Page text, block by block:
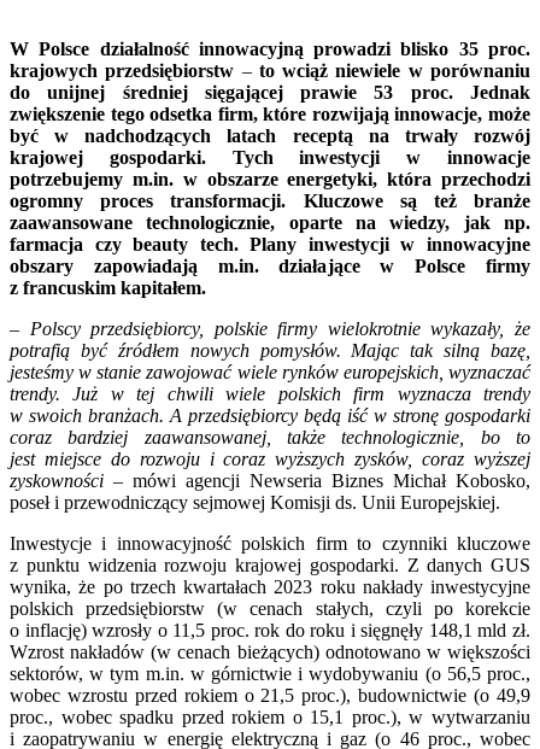
W Polsce działalność innowacyjną prowadzi blisko 35 proc.
krajowych przedsiębiorstw –to wciąż niewiele w porównaniu
do unijnej średniej sięgającej prawie 53 proc. Jednak
zwiększenie tego odsetka firm, które rozwijają innowacje, może
być w nadchodzących latach receptą na trwały rozwój
krajowej gospodarki. Tych inwestycji w innowacje
potrzebujemy m.in. w obszarze energetyki, która przechodzi
ogromny proces transformacji. Kluczowe są też branże
zaawansowane technologicznie, oparte na wiedzy, jak np.
farmacja czy beauty tech. Plany inwestycji w innowacyjne
obszary zapowiadają m.in. działające w Polsce firmy
z francuskim kapitałem.
– Polscy przedsiębiorcy, polskie firmy wielokrotnie wykazały, że
potrafią być źródłem nowych pomysłów. Mając tak silną bazę,
jesteśmy w stanie zawojować wiele rynków europejskich, wyznaczać
trendy. Już w tej chwili wiele polskich firm wyznacza trendy
w swoich branżach. A przedsiębiorcy będą iść w stronę gospodarki
coraz bardziej zaawansowanej, także technologicznie, bo to
jest miejsce do rozwoju i coraz wyższych zysków, coraz wyższej
zyskowności – mówi agencji Newseria Biznes Michał Kobosko,
poseł i przewodniczący sejmowej Komisji ds. Unii Europejskiej.
Inwestycje i innowacyjność polskich firm to czynniki kluczowe
z punktu widzenia rozwoju krajowej gospodarki. Z danych GUS
wynika, że po trzech kwartałach 2023 roku nakłady inwestycyjne
polskich przedsiębiorstw (w cenach stałych, czyli po korekcie
o inflację) wzrosły o 11,5 proc. rok do roku i sięgnęły 148,1 mld zł.
Wzrost nakładów (w cenach bieżących) odnotowano w większości
sektorów, w tym m.in. w górnictwie i wydobywaniu (o 56,5 proc.,
wobec wzrostu przed rokiem o 21,5 proc.), budownictwie (o 49,9
proc., wobec spadku przed rokiem o 15,1 proc.), w wytwarzaniu
i zaopatrywaniu w energię elektryczną i gaz (o 46 proc., wobec